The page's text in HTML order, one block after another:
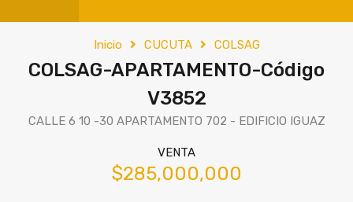
Inicio CUCUTA COLSAG
COLSAG-APARTAMENTO-Código
V3852
CALLE 6 10 -30 APARTAMENTO 702 - EDIFICIO IGUAZ
VENTA
$285,000,000